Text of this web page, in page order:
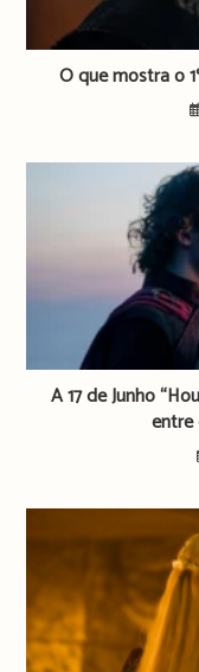
O que mostra o
A 17 de Junho
entre